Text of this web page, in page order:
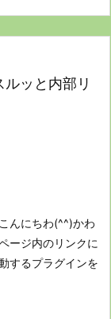
ッと内部リ
こんにちわ(^^)かわ
ージ内のリンクに
するプラグインを